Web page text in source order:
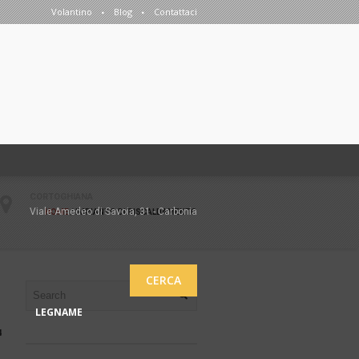
Volantino Blog Contattaci
Viale Amedeo di Savoia, 31 - Carbonia
CERCA
LEGNAME
HOME/IMPIANTO DI RISCALDAMENTO